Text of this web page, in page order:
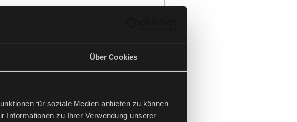
Über Cookies
für soziale Medien anbieten zu können
Informationen zu Ihrer Verwendung unserer